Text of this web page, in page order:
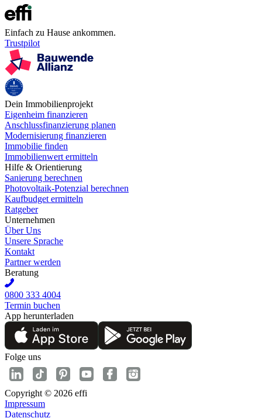
Einfach zu Hause ankommen.
Trustpilot
Dein Immobilienprojekt
Eigenheim finanzieren
Anschlussfinanzierung planen
Modernisierung finanzieren
Immobilie finden
Immobilienwert ermitteln
Hilfe & Orientierung
Sanierung berechnen
Photovoltaik-Potenzial berechnen
Kaufbudget ermitteln
Ratgeber
Unternehmen
Über Uns
Unsere Sprache
Kontakt
Partner werden
Beratung
0800 333 4004
Termin buchen
App herunterladen
Folge uns
Copyright © 2026 effi
Impressum
Datenschutz